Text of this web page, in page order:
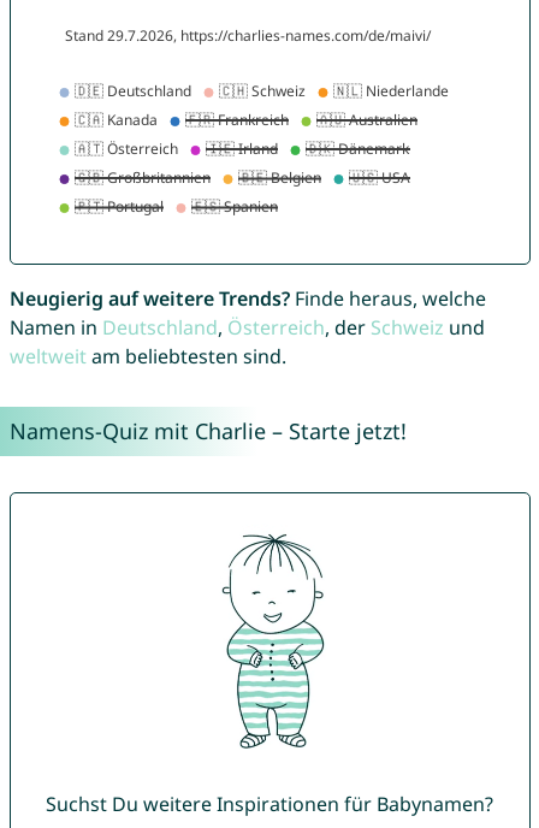
Neugierig auf weitere Trends?Finde heraus, welche
Namen in Deutschland, Österreich, der Schweiz und
weltweitam beliebtesten sind.
Namens-Quiz mit Charlie – Starte jetzt!
Suchst Du weitere Inspirationen für Babynamen?